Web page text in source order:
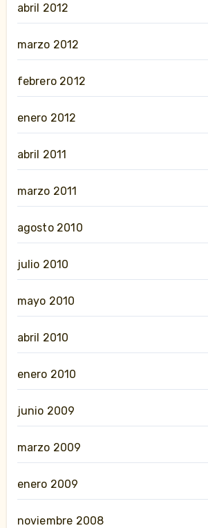
abril 2012
marzo 2012
febrero 2012
enero 2012
abril 2011
marzo 2011
agosto 2010
julio 2010
mayo 2010
abril 2010
enero 2010
junio 2009
marzo 2009
enero 2009
noviembre 2008